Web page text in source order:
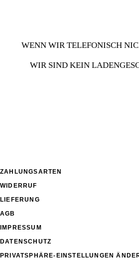
WENN WIR TELEFONISCH
WIR SIND KEIN
ZAHLUNGSARTEN
WIDERRUF
LIEFERUNG
AGB
IMPRESSUM
DATENSCHUTZ
PRIVATSPHÄRE-EINSTELLUNGEN